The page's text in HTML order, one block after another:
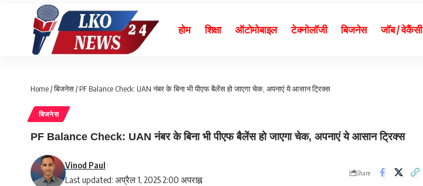
होम शिक्षा ऑटोमोबाइल टेक्नोलॉजी बिजनेस जॉब / वेकैंसी
Home/बिजनेस/PF Balance Check: UAN नंबर के बिना भी पीएफ बैलेंस हो जाएगा चेक, अपनाएं ये आसान ट्रिक्स
बिजनेस
PF Balance Check: UAN नंबर के बिना भी पीएफ बैलेंस हो जाएगा चेक, अपनाएं ये आसान ट्रिक्स
Last updated: अप्रैल 1, 2025 2:00 अपराह्न
Vinod Paul
Share